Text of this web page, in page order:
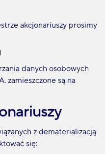
akcjonariuszy prosimy
danych osobowych
zamieszczone są na
z dematerializacją
się: